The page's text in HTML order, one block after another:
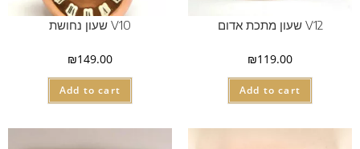
V12 שעון מתכת אדום
₪119.00
Add to cart
V10 שעון נחושת
₪149.00
Add to cart